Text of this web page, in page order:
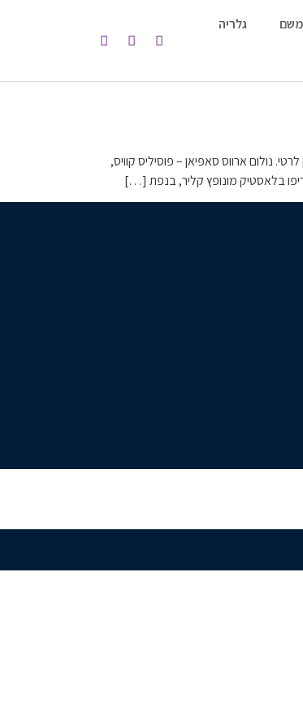
גלריה
נולום ארווס סאפיאן – פוסיליס קוויס,
בלאסטיק מונופץ קליר, בנפת […]